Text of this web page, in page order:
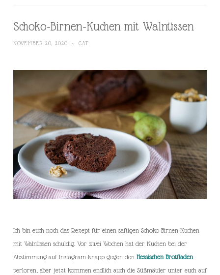
Schoko-Birnen-Kuchen mit Walnüssen
NOVEMBER 20, 2020 ~ CAT
Ich bin euch noch das Rezept für einen saftigen Schoko-Birnen-Kuchen
mit Walnüssen schuldig. Vor zwei Wochen hat der Kuchen bei der
Abstimmung auf Instagram knapp gegen den Hessischen Brotfladen
verloren, aber jetzt kommen endlich auch die Süßmäuler unter euch auf